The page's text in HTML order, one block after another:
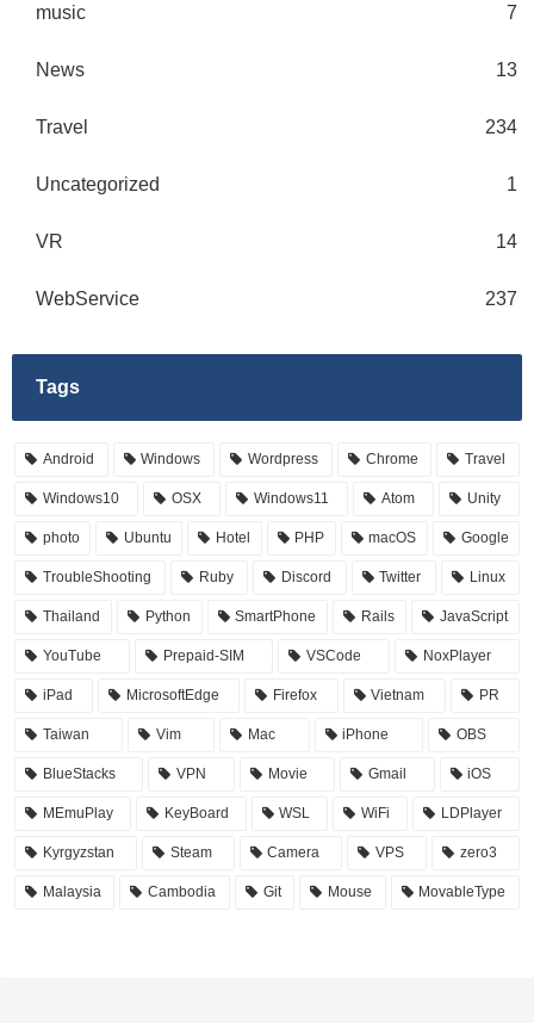
music 7
News 13
Travel 234
Uncategorized 1
VR 14
WebService 237
Tags
Android Windows Wordpress Chrome Travel
Windows10 OSX Windows11 Atom Unity
photo Ubuntu Hotel PHP macOS Google
TroubleShooting Ruby Discord Twitter Linux
Thailand Python SmartPhone Rails JavaScript
YouTube Prepaid-SIM VSCode NoxPlayer
iPad MicrosoftEdge Firefox Vietnam PR
Taiwan Vim Mac iPhone OBS
BlueStacks VPN Movie Gmail iOS
MEmuPlay KeyBoard WSL WiFi LDPlayer
Kyrgyzstan Steam Camera VPS zero3
Malaysia Cambodia Git Mouse MovableType